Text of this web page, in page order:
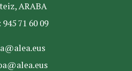
ARABA
71 60 09